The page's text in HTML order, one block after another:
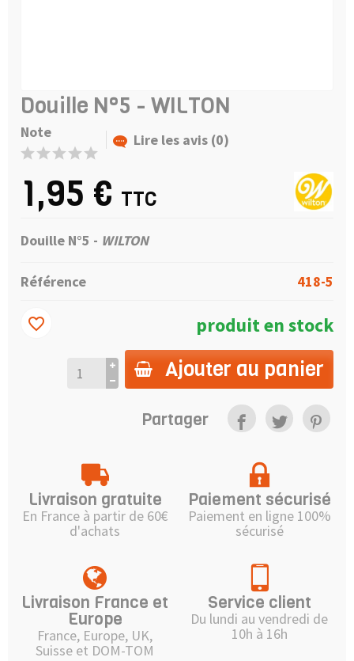
Douille N°5 - WILTON
Note Lire les avis (0)
1,95 € TTC
Douille N°5 - WILTON
Référence 418-5
produit en stock
Ajouter au panier
favorite_border
Partager
Livraison gratuite
En France à partir de 60€
d'achats
Paiement sécurisé
Paiement en ligne 100%
sécurisé
Livraison France et
Europe
France, Europe, UK,
Suisse et DOM-TOM
Service client
Du lundi au vendredi de
10h à 16h